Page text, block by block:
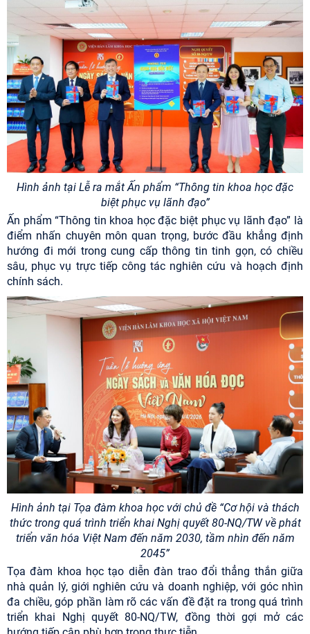
Hình ảnh tại Lễ ra mắt Ấn phẩm “Thông tin khoa học đặc
biệt phục vụ lãnh đạo”
Ấn phẩm “Thông tin khoa học đặc biệt phục vụ lãnh đạo” là
điểm nhấn chuyên môn quan trọng, bước đầu khẳng định
hướng đi mới trong cung cấp thông tin tinh gọn, có chiều
sâu, phục vụ trực tiếp công tác nghiên cứu và hoạch định
chính sách.
Hình ảnh tại Tọa đàm khoa học với chủ đề “Cơ hội và thách
thức trong quá trình triển khai Nghị quyết 80-NQ/TW về phát
triển văn hóa Việt Nam đến năm 2030, tầm nhìn đến năm
2045”
Tọa đàm khoa học tạo diễn đàn trao đổi thẳng thắn giữa
nhà quản lý, giới nghiên cứu và doanh nghiệp, với góc nhìn
đa chiều, góp phần làm rõ các vấn đề đặt ra trong quá trình
triển khai Nghị quyết 80-NQ/TW, đồng thời gợi mở các